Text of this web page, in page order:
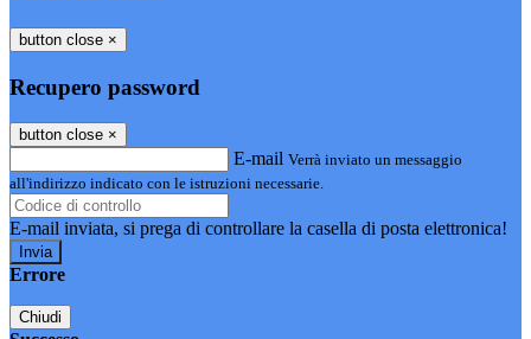
button close ×
Recupero password
button close ×
E-mail Verrà inviato un messaggio
all'indirizzo indicato con le istruzioni necessarie.
E-mail inviata, si prega di controllare la casella di posta elettronica!
Errore
Chiudi